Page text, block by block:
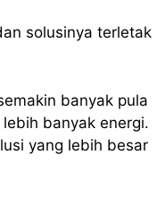
solusinya terletak
banyak pula
banyak energi.
yang lebih besar